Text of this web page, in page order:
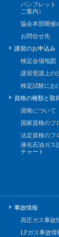
パンフレット
ご案内）
協会本部開催
お問合せ先
講習のお申込み
検定会場地図
講習受講上の
検定試験にお
資格の種類と取
資格について
国家資格のフ
法定資格のフ
液化石油ガス
チャート
事故情報
高圧ガス事故
LPガス事故情